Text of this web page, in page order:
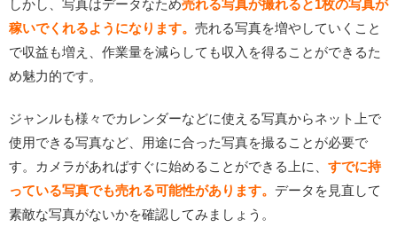
しかし、写真はデータなため売れる写真が撮れると1枚の写真が
稼いでくれるようになります。 売れる写真を増やしていくこと
で収益も増え、作業量を減らしても収入を得ることができるた
め魅力的です。
ジャンルも様々でカレンダーなどに使える写真からネット上で
使用できる写真など、用途に合った写真を撮ることが必要で
す。カメラがあればすぐに始めることができる上に、 すでに持
っている写真でも売れる可能性があります。 データを見直して
素敵な写真がないかを確認してみましょう。